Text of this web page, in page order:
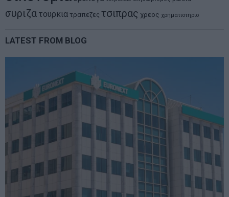
συριζα τουρκια τραπεζες τσιπρας χρεος χρηματιστηριο
LATEST FROM BLOG